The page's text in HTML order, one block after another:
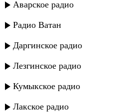
Аварское радио
Радио Ватан
Даргинское радио
Лезгинское радио
Кумыкское радио
Лакское радио
Патимат Магомедова -
Шагалай Магомедова -
Рукият Магомедова -